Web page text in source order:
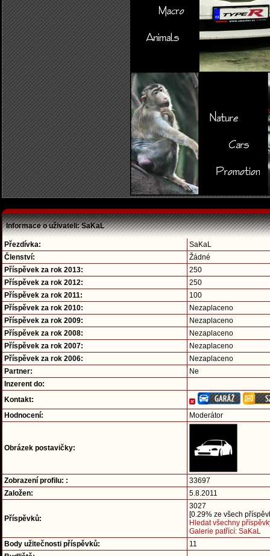
Informace o uživateli: SaKaL
Přezdívka:
SaKaL
Členství:
Žádné
Příspěvek za rok 2013:
250
Příspěvek za rok 2012:
250
Příspěvek za rok 2011:
100
Příspěvek za rok 2010:
Nezaplaceno
Příspěvek za rok 2009:
Nezaplaceno
Příspěvek za rok 2008:
Nezaplaceno
Příspěvek za rok 2007:
Nezaplaceno
Příspěvek za rok 2006:
Nezaplaceno
Partner:
Ne
Inzerent do:
Kontakt:
Hodnocení:
Moderátor
Obrázek postavičky:
Zobrazení profilu: :
33697
Založen:
5.8.2011
Příspěvků:
3027
[0.29% ze všech
Hledat všechny
Galerie patřící: SaKaL
Body užitečnosti příspěvků:
11